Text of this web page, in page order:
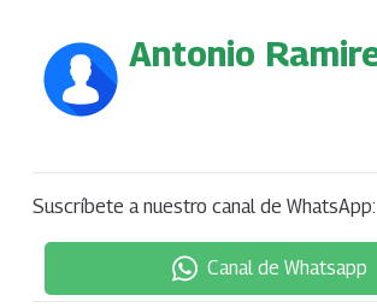
Antonio
Suscríbete a nuestro canal de WhatsApp:
Canal de Whatsapp